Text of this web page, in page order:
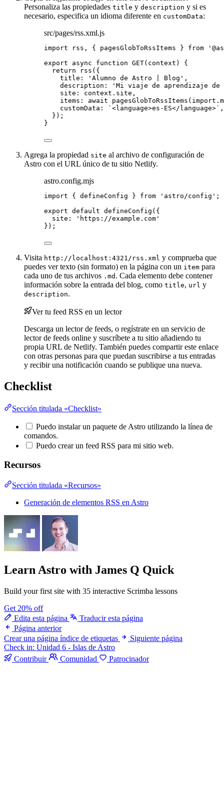
Personaliza las propiedades title y description y si es
necesario, especifica un idioma diferente en customData:
src/pages/rss.xml.js
import rss, { pagesGlobToRssItems } from '
export
async function GET( context )
{
return
rss ({
title:
' Alumno de Astro | Blog ' ,
description:
' Mi viaje de aprendizaje de
site: context . site ,
items: await pagesGlobToRssItems ( import.
customData:
` <language>es-ES</language>` ,
});
}
Agrega la propiedad site al archivo de configuración de
Astro con el URL único de tu sitio Netlify.
astro.config.mjs
import { defineConfig } from ' astro/config ' ;
export default defineConfig ({
site:
' https://example.com '
});
Visita http://localhost:4321/rss.xml y comprueba que
puedes ver texto (sin formato) en la página con un item para
cada uno de tus archivos .md . Cada elemento debe contener
información sobre la entrada del blog, como title, url y
description.
Ver tu feed RSS en un lector
Descarga un lector de feeds, o regístrate en un servicio de
lector de feeds online y suscríbete a tu sitio añadiendo tu
propia URL de Netlify. También puedes compartir este enlace
con otras personas para que puedan suscribirse a tus entradas
y recibir una notificación cuando se publique una nueva.
Checklist
Sección titulada «Checklist»
Puedo instalar un paquete de Astro utilizando la línea de
comandos.
Puedo crear un feed RSS para mi sitio web.
Recursos
Sección titulada «Recursos»
Generación de elementos RSS en Astro
Learn Astro with James Q Quick
Build your first site with 35 interactive Scrimba lessons
Get 20% off
Edita esta página
Traducir esta página
Página anterior
Crear una página índice de etiquetas
Siguiente página
Check in: Unidad 6 - Islas de Astro
Contribuir
Comunidad Patrocinador